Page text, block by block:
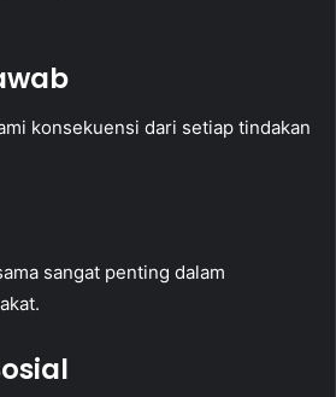
konsekuensi dari setiap tindakan
sangat penting dalam